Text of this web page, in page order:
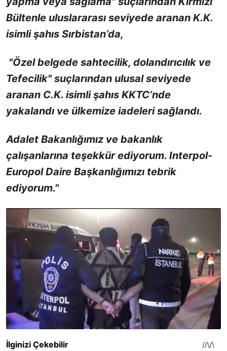
Bültenle uluslararası seviyede aranan K.K.
isimli şahıs Sırbistan’da,
"Özel belgede sahtecilik, dolandırıcılık ve
Tefecilik" suçlarından ulusal seviyede
aranan C.K. isimli şahıs KKTC’nde
yakalandı ve ülkemize iadeleri sağlandı.
Adalet Bakanlığımız ve bakanlık
çalışanlarına teşekkür ediyorum. Interpol-
Europol Daire Başkanlığımızı tebrik
ediyorum."